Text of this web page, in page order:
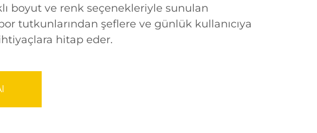
boyut ve renk seçenekleriyle sunulan
tutkunlarından şeflere ve günlük kullanıcıya
hitap eder.